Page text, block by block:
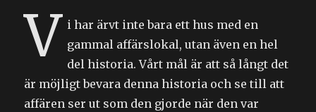
V i har ärvt inte bara ett hus med en
gammal affärslokal, utan även en hel
del historia. Vårt mål är att så långt det
är möjligt bevara denna historia och se till att
affären ser ut som den gjorde när den var